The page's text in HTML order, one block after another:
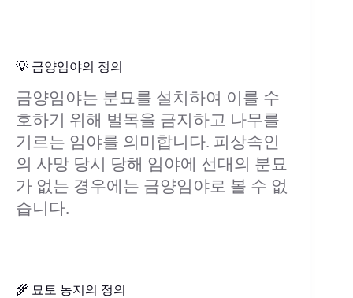
💡 금양임야의 정의
금양임야는 분묘를 설치하여 이를 수
호하기 위해 벌목을 금지하고 나무를
기르는 임야를 의미합니다. 피상속인
의 사망 당시 당해 임야에 선대의 분묘
가 없는 경우에는 금양임야로 볼 수 없
습니다.
🌾 묘토 농지의 정의